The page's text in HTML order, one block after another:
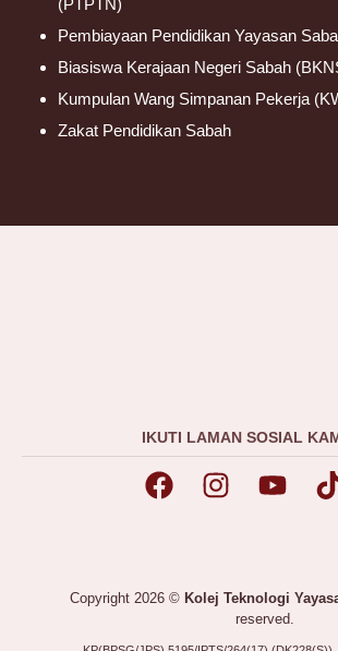
(PTPTN)
Pembiayaan Pendidikan Yayasan
Biasiswa Kerajaan Negeri Sabah
Kumpulan Wang Simpanan Pekerja
Zakat Pendidikan Sabah
Copyright 2026 © Kolej Teknologi
reserved.
IKUTI LAMAN SOSIAL